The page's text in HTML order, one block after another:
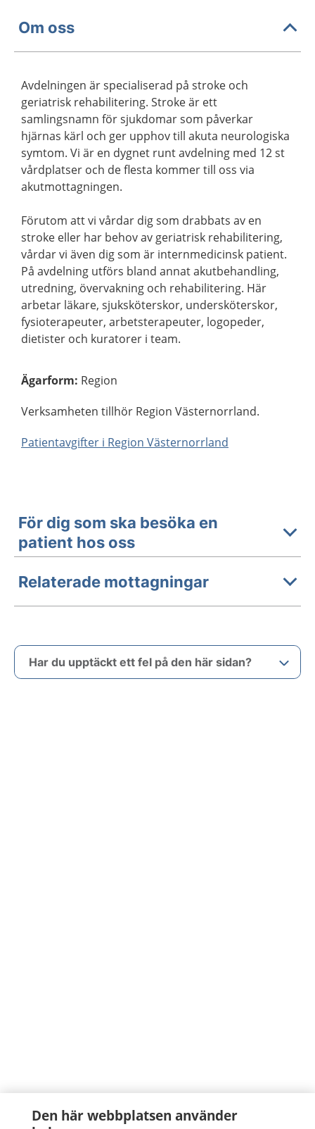
Om oss
Avdelningen är specialiserad på stroke och
geriatrisk rehabilitering. Stroke är ett
samlingsnamn för sjukdomar som påverkar
hjärnas kärl och ger upphov till akuta neurologiska
symtom. Vi är en dygnet runt avdelning med 12 st
vårdplatser och de flesta kommer till oss via
akutmottagningen.
Förutom att vi vårdar dig som drabbats av en
stroke eller har behov av geriatrisk rehabilitering,
vårdar vi även dig som är internmedicinsk patient.
På avdelning utförs bland annat akutbehandling,
utredning, övervakning och rehabilitering. Här
arbetar läkare, sjuksköterskor, undersköterskor,
fysioterapeuter, arbetsterapeuter, logopeder,
dietister och kuratorer i team.
Ägarform: Region
Verksamheten tillhör Region Västernorrland.
Patientavgifter i Region Västernorrland
För dig som ska besöka en
patient hos oss
Relaterade mottagningar
Har du upptäckt ett fel på den här sidan?
Den här webbplatsen använder